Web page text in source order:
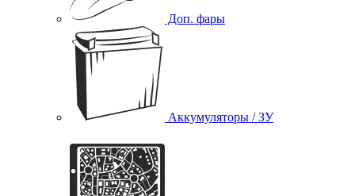
Доп. фары
Аккумуляторы / ЗУ